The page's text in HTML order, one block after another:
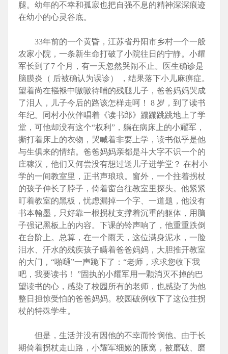
腿。幼年的不幸和孤寂也把自强不息的精神深深痕迹
在幼小的心灵谷底。
33年前的一个黄昏，江苏省丹阳市乡村一个一般
农家小院，一条新生命打破了小院往日的宁静。小耀
军长到了7 个月，有一天忽然哭闹不止。医生确诊是
脑膜炎（ 后被确认为误诊） ，结果落下小儿麻痹症。
望着尚在襁褓中嗷嗷待哺的残腿儿子，爸爸妈妈哭成
了泪人，儿子今后的路该怎样走呵！ 8 岁，到了读书
年纪。同村小伙伴唱着《读书郎》蹦蹦跳跳地上了学
堂，可他却没有这个“权利”，躺在病床上的小耀军，
撕打着床上的衣物，哭喊着非要上学，读书似乎是他
与生俱来的情结。爸爸妈妈亲都是斗大字不识一个的
庄稼汉，他们又何尝没有想过送儿子进学堂？ 在村小
学的一间教室里，正书声琅琅。窗外，一个拄着拐杖
的孩子伸长了脖子，倚着窗台往教室里探头。他紧紧
盯着教室的黑板，忧虑漏掉一个字、一道题，他没有
书本翰墨，只好靠一根拐杖支撑着沉重的躯体，用脑
子强记黑板上的内容。下课的铃声响了，他重重跌倒
在台阶上。总算，在一个雨天，这位满身泥水，一脸
泪水、汗水的残疾孩子瞒着爸爸妈妈，大胆推开教室
的大门，“啪嗵”一声跪下了：“老师，求求您收下我
吧，我要读书！ ”固执的小耀军用一颗消灭不掉的巴
望读书的心，感染了校园所有的老师，也感染了为他
整日担惊受怕的爸爸妈妈。校园破例收下了这位拄拐
杖的特殊学生。
但是，生活并没有因他的不幸而怜悯他。由于长
期倚着拐杖走山路，小耀军细嫩的腋窝，被磨破、磨